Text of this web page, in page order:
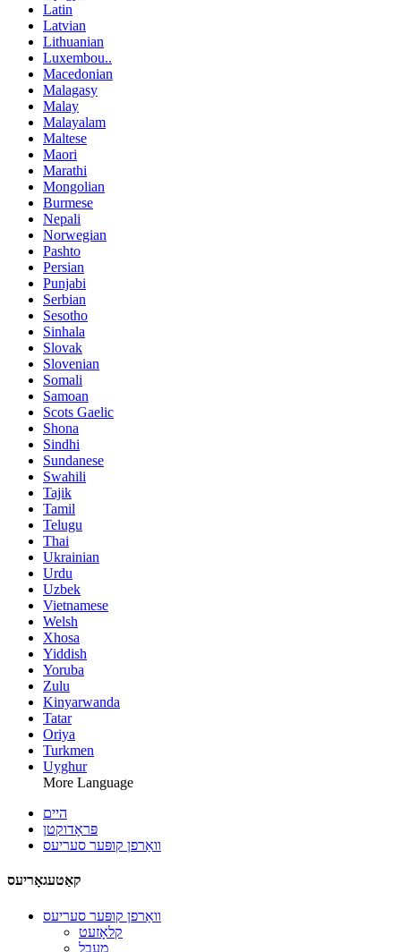
Latin
Latvian
Lithuanian
Luxembou..
Macedonian
Malagasy
Malay
Malayalam
Maltese
Maori
Marathi
Mongolian
Burmese
Nepali
Norwegian
Pashto
Persian
Punjabi
Serbian
Sesotho
Sinhala
Slovak
Slovenian
Somali
Samoan
Scots Gaelic
Shona
Sindhi
Sundanese
Swahili
Tajik
Tamil
Telugu
Thai
Ukrainian
Urdu
Uzbek
Vietnamese
Welsh
Xhosa
Yiddish
Yoruba
Zulu
Kinyarwanda
Tatar
Oriya
Turkmen
Uyghur
More Language
היים
פּראָדוקטן
וואַרפן קופּער סעריעס
קאַטעגאָריעס
וואַרפן קופּער סעריעס
קלאָזעט
מעבל